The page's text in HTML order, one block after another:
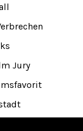
Jury